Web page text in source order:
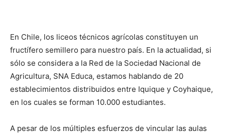
En Chile, los liceos técnicos agrícolas constituyen un
fructífero semillero para nuestro país. En la actualidad, si
sólo se considera a la Red de la Sociedad Nacional de
Agricultura, SNA Educa, estamos hablando de 20
establecimientos distribuidos entre Iquique y Coyhaique,
en los cuales se forman 10.000 estudiantes.
A pesar de los múltiples esfuerzos de vincular las aulas